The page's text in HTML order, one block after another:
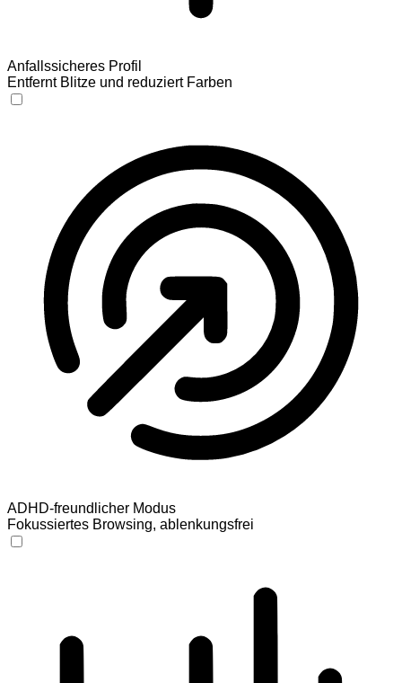
Anfallssicheres Profil
Entfernt Blitze und reduziert Farben
ADHD-freundlicher Modus
Fokussiertes Browsing, ablenkungsfrei